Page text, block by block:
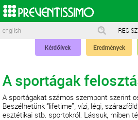
english
Kérdőívek Eredmények
A sportágak
A sportágakat számos szempont szerint
Beszélhetünk “lifetime”, vízi, légi,
esztétikai stb. sportokról. Lássuk, miben